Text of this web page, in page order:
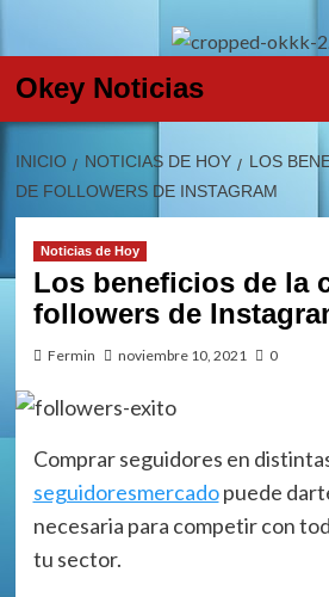
content
Okey Noticias
INICIO NOTICIAS DE HOY
LOS
DE FOLLOWERS DE INSTAGRAM
Noticias de Hoy
Los beneficios de la
followers de
Fermin noviembre 10, 2021 0
Comprar seguidores en
seguidoresmercadopuede
necesaria para competir con
tu sector.